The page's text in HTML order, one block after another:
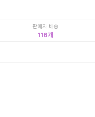
판매자 배송
116